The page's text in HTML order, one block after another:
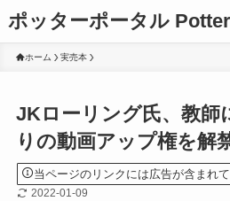
ポッターポータル
ホーム 実売本
JKローリング氏、教師
りの動画アップ権を解
当ページのリンクには広告が含まれて
2022-01-09